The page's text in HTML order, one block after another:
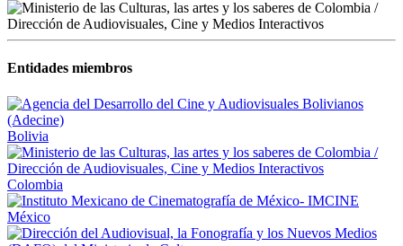
Entidades miembros
Bolivia
Colombia
México